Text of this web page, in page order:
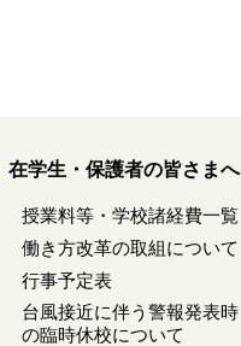
在学生・保護者の皆さまへ
授業料等・学校諸経費一覧
働き方改革の取組について
行事予定表
台風接近に伴う警報発表時
の臨時休校について